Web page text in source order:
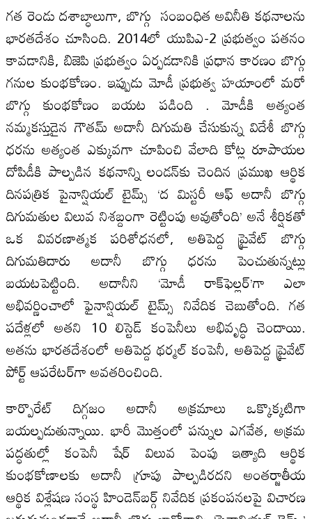
గత రెండు దశాబ్ధాలుగా, బొగ్గు సంబంధిత అవినీతి కథనాలను
భారతదేశం చూసింది. 2014లో యుపిఎ-2 ప్రభుత్వం పతనం
కావడానికి, బిజెపి ప్రభుత్వం ఏర్పడడానికి ప్రధాన కారణం బొగ్గు
గనుల కుంభకోణం. ఇప్పుడు మోడీ ప్రభుత్వ హయాంలో మరో
బొగ్గు కుంభకోణం బయట పడింది . మోడీకి అత్యంత
నమ్మకస్తుడైన గౌతమ్‌ అదానీ దిగుమతి చేసుకున్న విదేశీ బొగ్గు
ధరను అత్యంత ఎక్కువగా చూపించి వేలాది కోట్ల రూపాయల
దోపిడీకి పాల్పడిన కథనాన్ని లండన్‌కు చెందిన ప్రముఖ ఆర్థిక
దినపత్రిక పైనాన్షియల్‌ టైమ్స్‌ ‘ద మిస్టరీ ఆఫ్‌ అదానీ బొగ్గు
దిగుమతుల విలువ నిశబ్దంగా రెట్టింపు అవుతోంది’ అనే శీర్షికతో
ఒక వివరణాత్మక పరిశోధనలో, అతిపెద్ద ప్రైవేట్‌ బొగ్గు
దిగుమతిదారు అదానీ బొగ్గు ధరను పెంచుతున్నట్లు
బయటపెట్టింది. అదానీని ‘మోడీ రాక్‌ఫెల్లర్‌’గా ఎలా
అభివర్ణించాలో ఫైనాన్షియల్‌ టైమ్స్‌ నివేదిక చెబుతోంది. గత
పదేళ్లలో అతని 10 లిస్టెడ్‌ కంపెనీలు అభివృద్ధి చెందాయి.
అతను భారతదేశంలో అతిపెద్ద థర్మల్‌ కంపెనీ, అతిపెద్ద ప్రైవేట్‌
పోర్ట్‌ ఆపరేటర్‌గా అవతరించింది.
కార్పొరేట్‌ దిగ్గజం అదానీ అక్రమాలు ఒక్కొక్కటిగా
బయల్పడుతున్నాయి. భారీ మొత్తంలో పన్నుల ఎగవేత, అక్రమ
పద్ధతుల్లో కంపెనీ షేర్‌ విలువ పెంపు ఇత్యాది ఆర్థిక
కుంభకోణాలకు అదానీ గ్రూపు పాల్పడిరదని అంతర్జాతీయ
ఆర్థిక విశ్లేషణ సంస్థ హిండెన్‌బర్గ్‌ నివేదిక ప్రకంపనలపై విచారణ